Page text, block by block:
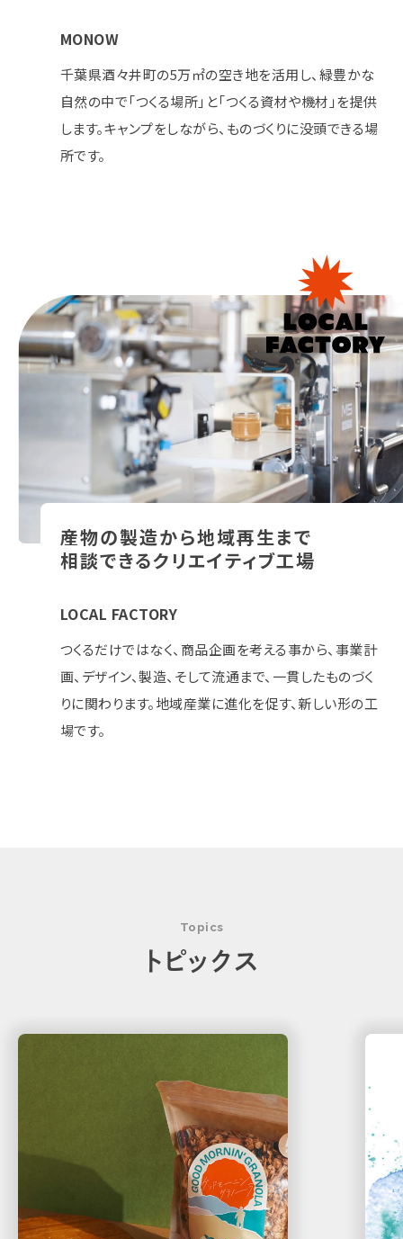
MONOW
千葉県酒々井町の5万㎡の空き地を活用し、緑豊かな
自然の中で「つくる場所」と「つくる資材や機材」を提供
します。キャンプをしながら、ものづくりに没頭できる場
所です。
産物の製造から地域再生まで
相談できるクリエイティブ工場
LOCAL FACTORY
つくるだけではなく、商品企画を考える事から、事業計
画、デザイン、製造、そして流通まで、一貫したものづく
りに関わります。地域産業に進化を促す、新しい形の工
場です。
Topics
トピックス